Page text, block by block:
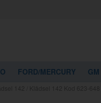
FORD/MERCURY GM